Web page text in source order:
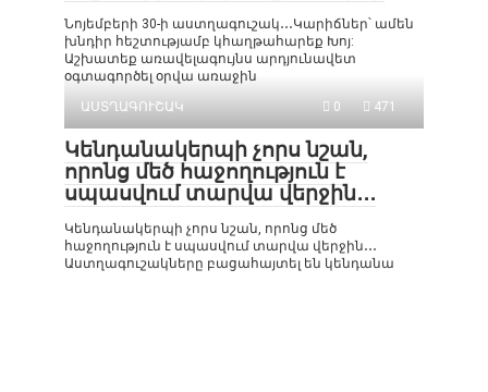
Նոյեմբերի 30-ի աստղագուշակ․․․Կարիճներ՝ ամեն
խնդիր հեշտությամբ կհաղթահարեք Խոյ:
Աշխատեք առավելագույնս արդյունավետ
օգտագործել օրվա առաջին
ԱՍՏՂԱԳՈՒՇԱԿ
0 471
Կենդանակերպի չորս նշան,
որոնց մեծ հաջողություն է
սպասվում տարվա վերջին․․․
Կենդանակերպի չորս նշան, որոնց մեծ
հաջողություն է սպասվում տարվա վերջին․․․
Աստղագուշակները բացահայտել են կենդանա